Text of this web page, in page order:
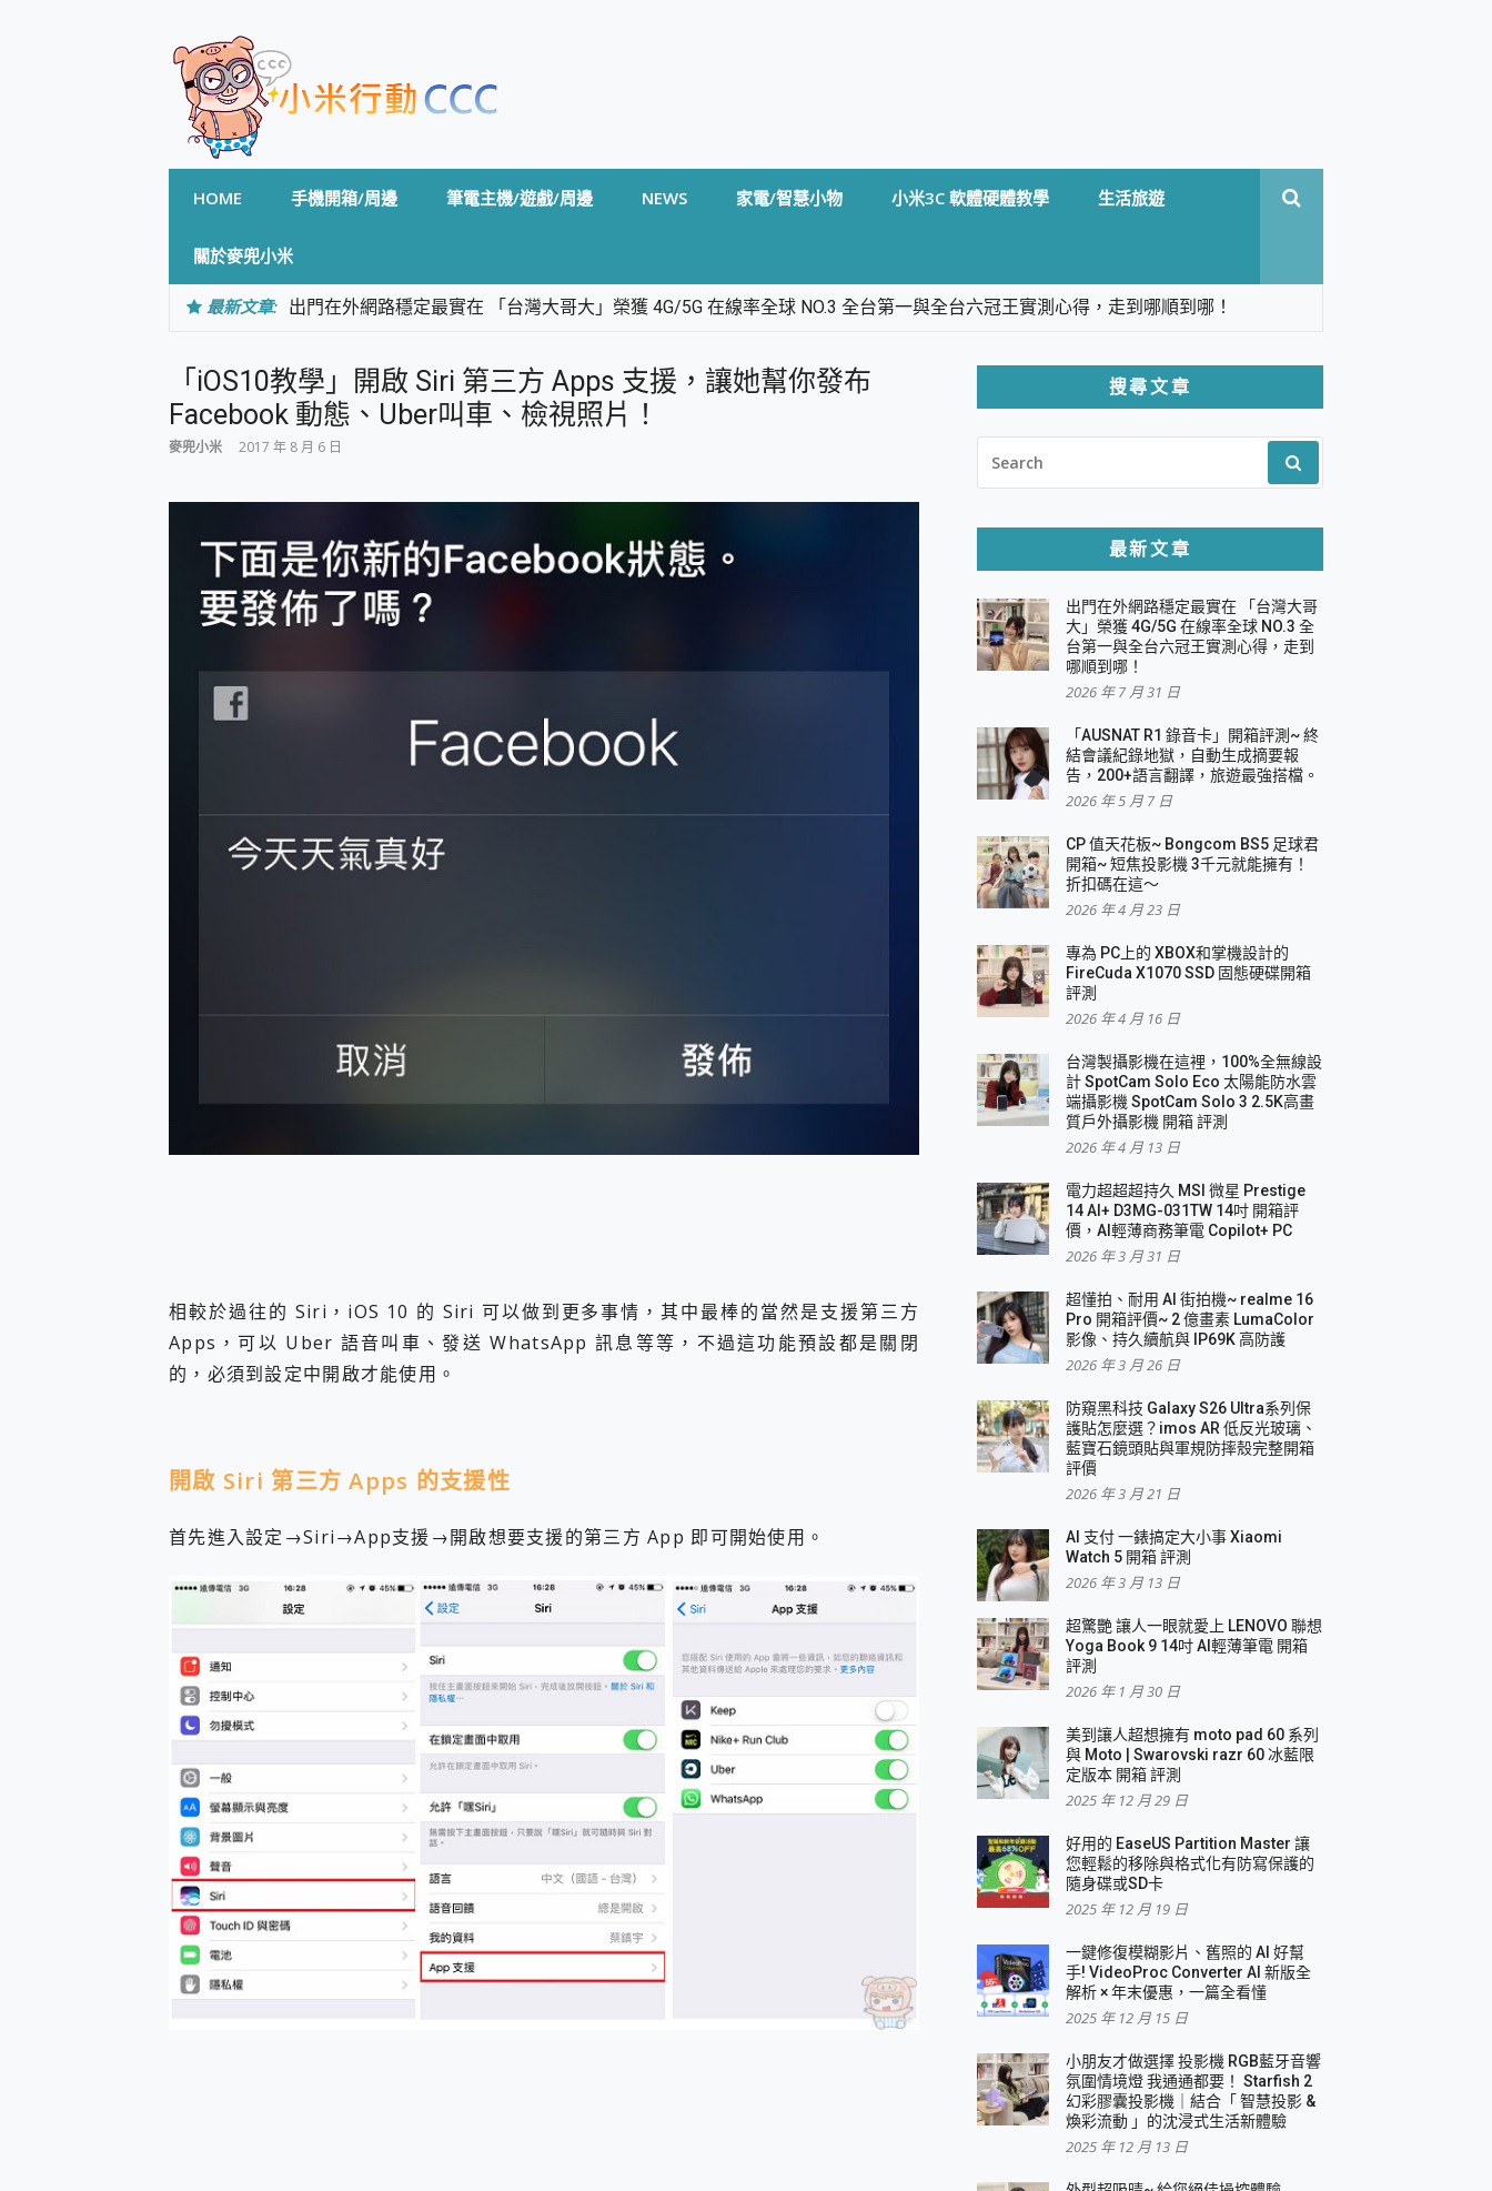
HOME 手機開箱/周邊 筆電主機/遊戲/周邊 NEWS 家電/智慧小物 小米3C 軟體硬體教學 生活旅遊
關於麥兜小米
最新文章: 出門在外網路穩定最實在 「台灣大哥大」榮獲 4G/5G 在線率全球 NO.3 全台第一與全台六冠王實測心得，走到哪順到哪！
專為 PC上的 XBOX和掌機設計的 FireCuda X1070 SSD 固態硬碟開箱 評測
台灣製攝影機在這裡，100%全無線設計 SpotCam Solo Eco 太陽能防水雲端攝影機 SpotCam Solo 3 2.5K高畫質戶外攝影機 開箱 評
測
電力超超超持久 MSI 微星 Prestige 14 AI+ D3MG-031TW 14吋 開箱評價，AI輕薄商務筆電 Copilot+ PC
防窺黑科技 Galaxy S26 Ultra系列保護貼怎麼選？imos AR 低反光玻璃、藍寶石鏡頭貼與軍規防摔殼完整開箱評價
超驚艷 讓人一眼就愛上 LENOVO 聯想 Yoga Book 9 14吋 AI輕薄筆電 開箱 評測
美到讓人超想擁有 moto pad 60 系列 與 Moto | Swarovski razr 60 冰藍限定版本 開箱 評測
好用的 EaseUS Partition Master 讓您輕鬆的移除與格式化有防寫保護的隨身碟或SD卡
一鍵修復模糊影片、舊照的 AI 好幫手! VideoProc Converter AI 新版全解析 × 年末優惠，一篇全看懂
小朋友才做選擇 投影機 RGB藍牙音響 氛圍情境燈 我通通都要！ Starfish 2 幻彩膠囊投影機｜結合「 智慧投影 & 煥彩流動 」的沈浸
式生活新體驗
外型超吸晴~ 給您絕佳操控體驗 GravaStar Mercury K1 系列 異星機械鍵盤與 Mercury X 系列 輕量無線電競滑鼠 開箱 評測
開箱~變身「蜘蛛人」椅子軍師！MSI MPG 491CQP QD-OLED 超寬曲面電競螢幕，多工辦公、爽度滿滿的終極桌面體驗
iPhone 17 系列 有認證的防護來囉！ imos 首家導入 UL MCV 行銷宣告驗證的手機配件品牌
DJI Osmo Pocket 3 爽爽帶回家 歡慶 EaseUS 21 週年到來，「Slogan 海報徵稿活動」好康大放送
小巧好吸不擋鏡頭 有Qi2認證的 ONPRO MagReact MXs2 5000mAh薄型磁吸無線急速行動電源 開箱 評測
會走動的冷暖氣 SONY REON POCKET PRO 穿戴式智慧冷暖調溫裝置 開箱 評測
寶可夢飛人外掛iToolab AnyGo全新升級，GO Fest 五折優惠嗨翻天！支援 iOS/Android！
百倍變焦實測~ vivo X200 Pro 與 S25 Ultra 誰能滿足全場景拍攝需求？
超好用的 PLAUD NotePin AI 智慧錄音膠囊~ 您的AI 秘書已上線 每月免費送你 300分鐘轉寫
COMPUTEX 2025 來囉！AGI亞奇雷 AI・Gaming・創作儲存方案登場，趕快來AGI亞奇雷挑戰任務抽 PS5！
自帶線的 有線無線都能充 ONPRO MagReact M5 10000mAh 5合1 磁吸無線急速行動電源 開箱 評測
飛利浦 JS7310 ⚡【電急便｜行動儲能救車電源】 可靠的旅行夥伴！帶給您優異的安全性與強大供電效能
是螢幕也是電視! 一機超多用途「MSI微星 Modern MD272UPSW 27型」 4K IPS 輕薄商用智慧聯網螢幕 開箱 評測
您的專屬AI 助手 Yoga Slim 7 Aura Edition 觸控AI筆電 開箱 評測
realme 14 Pro 超硬軍規、冰感變色實測，realme 14 5G 遊戲戰鬥值爆表，效能x娛樂全都要！
iPhone、Apple Watch、AirPods耳機 三個設備充電一起搞定 ONPRO MagReact™ M3 3 in 1可攜摺疊無線充電器 開箱 評測
動靜皆宜「HUAWEI FreeArc」開放式耳掛耳機，無感配戴! 超穩超服貼，音質、通話也很優質
給 MSI Claw 系列電競掌機 最完美的家 MSI Nest Docking Station 掌機專屬擴充底座 開箱 評測
EaseUS Vocal Remover 免費線上去聲器一鍵去除人聲 人聲 音樂分離 2024 消除人聲推薦
3 個超值 MHN 飛人工具分享~~ iToolab AnyGo 魔物獵人 Now飛人 ios教學 不出門也可以到處走
小體積 40000mAh 超大容量 一次充5個設備 充好充滿 CUKTECH 酷態科 300W 微型充電站 開箱 評測
97.3% 恢復率，資料救援就是這麼簡單 EaseUS Data Recovery Wizard Free 18.0.0 業界最好的資料救援軟體
磁碟系統大風吹 有了 磁碟管理程式 EaseUS Partition Master 就是這麼簡單
全新 SONY Xperia 1 VI 開箱! 相機實測! 長焦覆蓋更遠更清晰、2日長續航、頂尖影音娛樂效能~
Xiaomi 14 Ultra 開箱 評測~ 有深度的 Leica 影像旗艦手機! 加碼小旗艦 Xiaomi 14 開箱 評測
人像旗艦 vivo V30 系列 開箱 評測! 首搭蔡司光學鏡頭、攝影棚級柔光環、拍攝功能最好玩的美拍神機 vivo V30 Pro
一吸完美對位 擁有超強吸力與超好用的隱磁支架 O-ONE MAG 最會吸的行動電源 開箱 評測
OPPO 哈蘇 300mm 專業增距鏡實測：Find X9 Ultra 光學長焦隨手拍，紀錄生活就是這麼簡單
近八千元的 Soundcore Liberty 5 Pro Max，有螢幕的耳機會是智商稅嗎?
「iOS10教學」開啟 Siri 第三方 Apps 支援，讓她幫你發布
Facebook 動態、Uber叫車、檢視照片！
麥兜小米 2017 年 8 月 6 日
相較於過往的 Siri，iOS 10 的 Siri 可以做到更多事情，其中最棒的當然是支援第三方
Apps，可以 Uber 語音叫車、發送 WhatsApp 訊息等等，不過這功能預設都是關閉
的，必須到設定中開啟才能使用。
開啟 Siri 第三方 Apps 的支援性
首先進入設定→Siri→App支援→開啟想要支援的第三方 App 即可開始使用。
搜尋文章
FOR:
最新文章
出門在外網路穩定最實在 「台灣大哥
大」榮獲 4G/5G 在線率全球 NO.3 全
台第一與全台六冠王實測心得，走到
哪順到哪！
2026 年 7 月 31 日
「AUSNAT R1 錄音卡」開箱評測~ 終
結會議紀錄地獄，自動生成摘要報
告，200+語言翻譯，旅遊最強搭檔。
2026 年 5 月 7 日
CP 值天花板~ Bongcom BS5 足球君
開箱~ 短焦投影機 3千元就能擁有！
折扣碼在這～
2026 年 4 月 23 日
專為 PC上的 XBOX和掌機設計的
FireCuda X1070 SSD 固態硬碟開箱
評測
2026 年 4 月 16 日
台灣製攝影機在這裡，100%全無線設
計 SpotCam Solo Eco 太陽能防水雲
端攝影機 SpotCam Solo 3 2.5K高畫
質戶外攝影機 開箱 評測
2026 年 4 月 13 日
電力超超超持久 MSI 微星 Prestige
14 AI+ D3MG-031TW 14吋 開箱評
價，AI輕薄商務筆電 Copilot+ PC
2026 年 3 月 31 日
超懂拍、耐用 AI 街拍機~ realme 16
Pro 開箱評價~ 2 億畫素 LumaColor
影像、持久續航與 IP69K 高防護
2026 年 3 月 26 日
防窺黑科技 Galaxy S26 Ultra系列保
護貼怎麼選？imos AR 低反光玻璃、
藍寶石鏡頭貼與軍規防摔殼完整開箱
評價
2026 年 3 月 21 日
AI 支付 一錶搞定大小事 Xiaomi
Watch 5 開箱 評測
2026 年 3 月 13 日
超驚艷 讓人一眼就愛上 LENOVO 聯想
Yoga Book 9 14吋 AI輕薄筆電 開箱
評測
2026 年 1 月 30 日
美到讓人超想擁有 moto pad 60 系列
與 Moto | Swarovski razr 60 冰藍限
定版本 開箱 評測
2025 年 12 月 29 日
好用的 EaseUS Partition Master 讓
您輕鬆的移除與格式化有防寫保護的
隨身碟或SD卡
2025 年 12 月 19 日
一鍵修復模糊影片、舊照的 AI 好幫
手! VideoProc Converter AI 新版全
解析 × 年末優惠，一篇全看懂
2025 年 12 月 15 日
小朋友才做選擇 投影機 RGB藍牙音響
氛圍情境燈 我通通都要！ Starfish 2
幻彩膠囊投影機｜結合「 智慧投影 &
煥彩流動 」的沈浸式生活新體驗
2025 年 12 月 13 日